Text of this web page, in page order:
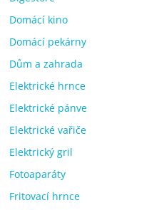
Domácí kino
Domácí pekárny
Dům a zahrada
Elektrické hrnce
Elektrické pánve
Elektrické vařiče
Elektrický gril
Fotoaparáty
Fritovací hrnce